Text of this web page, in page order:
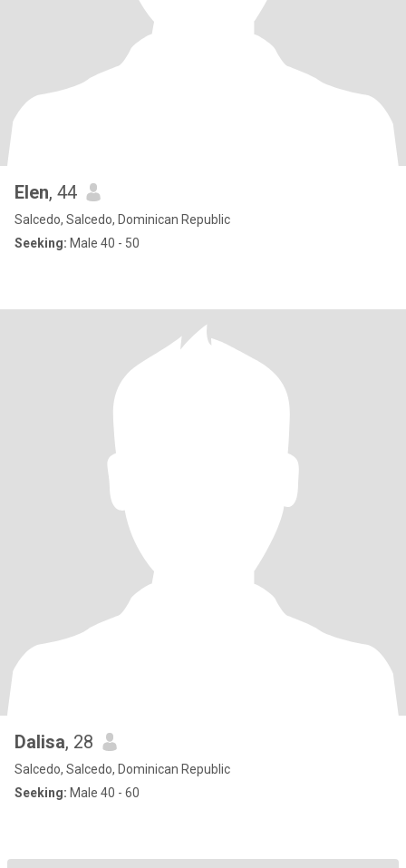
Elen, 44
Salcedo, Salcedo, Dominican Republic
Seeking: Male 40 - 50
Dalisa, 28
Salcedo, Salcedo, Dominican Republic
Seeking: Male 40 - 60